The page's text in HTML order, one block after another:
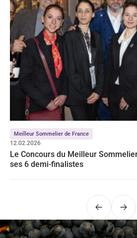
Meilleur Sommelier de France
12.02.2026
Le Concours du Meilleur
ses 6 demi-finalistes
Précédent